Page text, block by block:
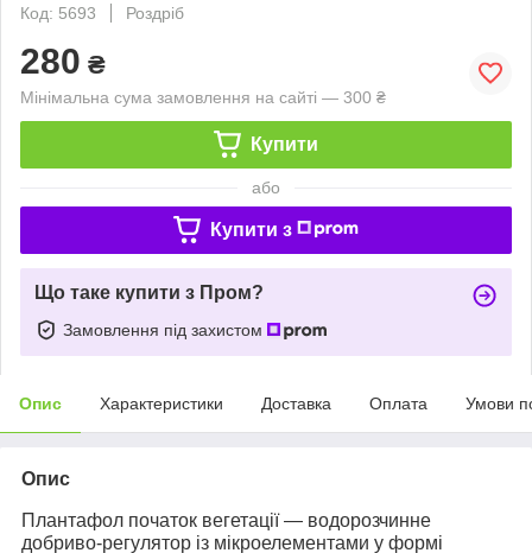
Код: 5693
Роздріб
280 ₴
Мінімальна сума замовлення на сайті — 300 ₴
Купити
або
Купити з
Що таке купити з Пром?
Замовлення під захистом
Опис Характеристики Доставка Оплата Умови
Опис
Плантафол початок вегетації— водорозчинне
добриво-регулятор із мікроелементами у формі